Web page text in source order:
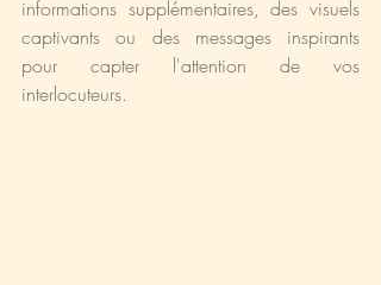
informations supplémentaires, des visuels
captivants ou des messages inspirants
pour capter l'attention de vos
interlocuteurs.